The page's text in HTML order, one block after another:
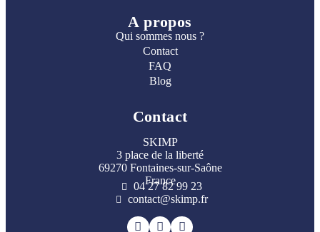
A propos
Qui sommes nous ?
Contact
FAQ
Blog
Contact
SKIMP
3 place de la liberté
69270 Fontaines-sur-Saône
France
04 27 82 99 23
contact@skimp.fr